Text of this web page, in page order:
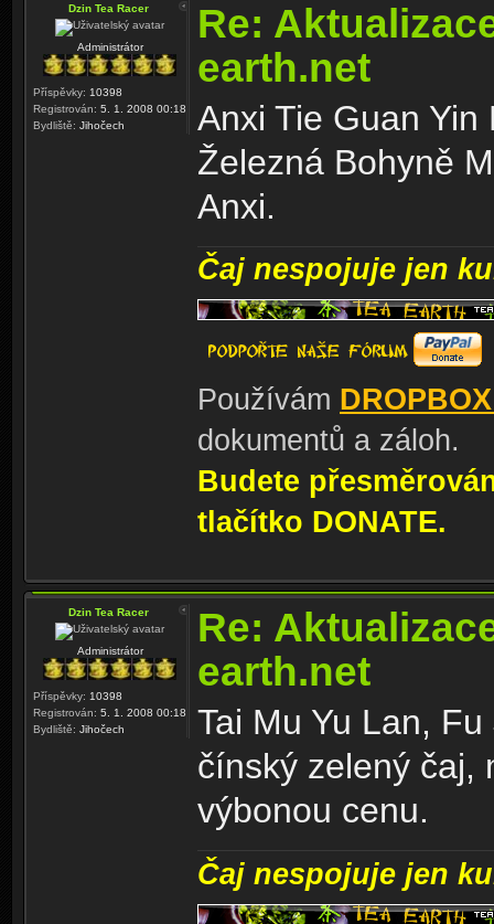
Dzin Tea Racer
Administrátor
Příspěvky: 10398
Registrován: 5. 1. 2008 00:18
Bydliště: Jihočech
Re:
earth.net
Anxi Tie Guan
Železná Bohyně
Anxi.
Čaj nespojuje jen
Používám
dokumentů a záloh.
Budete
tlačítko DONATE.
Dzin Tea Racer
Administrátor
Příspěvky: 10398
Registrován: 5. 1. 2008 00:18
Bydliště: Jihočech
Re:
earth.net
Tai Mu Yu Lan,
čínský zelený čaj,
výbonou cenu.
Čaj nespojuje jen